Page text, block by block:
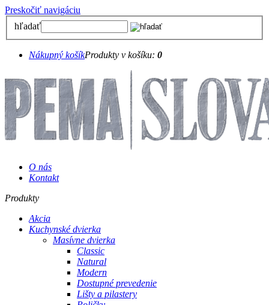
Preskočiť navigáciu
hľadať
Nákupný košíkProdukty v košíku: 0
O nás
Kontakt
Produkty
Akcia
Kuchynské dvierka
Masívne dvierka
Classic
Natural
Modern
Dostupné prevedenie
Lišty a pilastery